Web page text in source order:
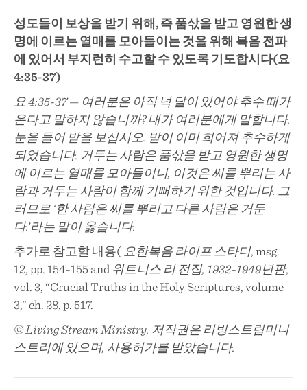
성도들이 보상을 받기 위해, 즉 품삯을 받고 영원한 생
명에 이르는 열매를 모아들이는 것을 위해 복음 전파
에 있어서 부지런히 수고할 수 있도록 기도합시다(요
4:35-37)
요 4:35-37 — 여러분은 아직 넉 달이 있어야 추수 때가
온다고 말하지 않습니까? 내가 여러분에게 말합니다.
눈을 들어 밭을 보십시오. 밭이 이미 희어져 추수하게
되었습니다. 거두는 사람은 품삯을 받고 영원한 생명
에 이르는 열매를 모아들이니, 이것은 씨를 뿌리는 사
람과 거두는 사람이 함께 기뻐하기 위한 것입니다. 그
러므로 ‘한 사람은 씨를 뿌리고 다른 사람은 거둔
다.’라는 말이 옳습니다.
추가로 참고할 내용( 요한복음 라이프 스타디, msg.
12, pp. 154-155 and 위트니스 리 전집, 1932-1949년판,
vol. 3, “Crucial Truths in the Holy Scriptures, volume
3,” ch. 28, p. 517.
© Living Stream Ministry. 저작권은 리빙스트림미니
스트리에 있으며, 사용허가를 받았습니다.